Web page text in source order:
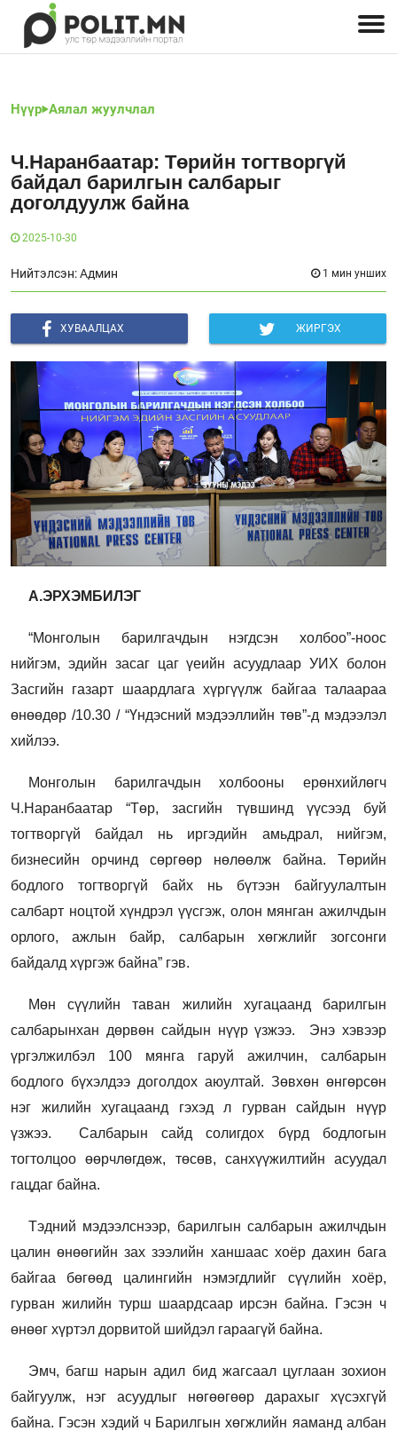
Нүүр Аялал жуулчлал
Ч.Наранбаатар: Төрийн тогтворгүй
байдал барилгын салбарыг
доголдуулж байна
2025-10-30
Нийтэлсэн: Админ 1 мин унших
ХУВААЛЦАХ ЖИРГЭХ
А.ЭРХЭМБИЛЭГ
“Монголын барилгачдын нэгдсэн холбоо”-ноос
нийгэм, эдийн засаг цаг үеийн асуудлаар УИХ болон
Засгийн газарт шаардлага хүргүүлж байгаа талаараа
өнөөдөр /10.30 / “Үндэсний мэдээллийн төв”-д мэдээлэл
хийлээ.
Монголын барилгачдын холбооны ерөнхийлөгч
Ч.Наранбаатар “Төр, засгийн түвшинд үүсээд буй
тогтворгүй байдал нь иргэдийн амьдрал, нийгэм,
бизнесийн орчинд сөргөөр нөлөөлж байна. Төрийн
бодлого тогтворгүй байх нь бүтээн байгуулалтын
салбарт ноцтой хүндрэл үүсгэж, олон мянган ажилчдын
орлого, ажлын байр, салбарын хөгжлийг зогсонги
байдалд хүргэж байна” гэв.
Мөн сүүлийн таван жилийн хугацаанд барилгын
салбарынхан дөрвөн сайдын нүүр үзжээ. Энэ хэвээр
үргэлжилбэл 100 мянга гаруй ажилчин, салбарын
бодлого бүхэлдээ доголдох аюултай. Зөвхөн өнгөрсөн
нэг жилийн хугацаанд гэхэд л гурван сайдын нүүр
үзжээ. Салбарын сайд солигдох бүрд бодлогын
тогтолцоо өөрчлөгдөж, төсөв, санхүүжилтийн асуудал
гацдаг байна.
Тэдний мэдээлснээр, барилгын салбарын ажилчдын
цалин өнөөгийн зах зээлийн ханшаас хоёр дахин бага
байгаа бөгөөд цалингийн нэмэгдлийг сүүлийн хоёр,
гурван жилийн турш шаардсаар ирсэн байна. Гэсэн ч
өнөөг хүртэл дорвитой шийдэл гараагүй байна.
Эмч, багш нарын адил бид жагсаал цуглаан зохион
байгуулж, нэг асуудлыг нөгөөгөөр дарахыг хүсэхгүй
байна. Гэсэн хэдий ч Барилгын хөгжлийн яаманд албан